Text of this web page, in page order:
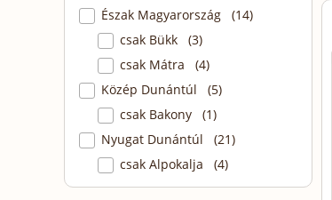
Észak Magyarország (14)
csak Bükk (3)
csak Mátra (4)
Közép Dunántúl (5)
csak Bakony (1)
Nyugat Dunántúl (21)
csak Alpokalja (4)